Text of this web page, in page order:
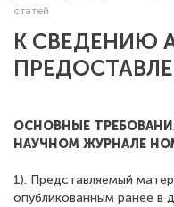
статей
К СВЕДЕНИЮ
ОСНОВНЫЕ
НАУЧНОМ ЖУРНАЛЕ
1). Представляемый
опубликованным ранее в